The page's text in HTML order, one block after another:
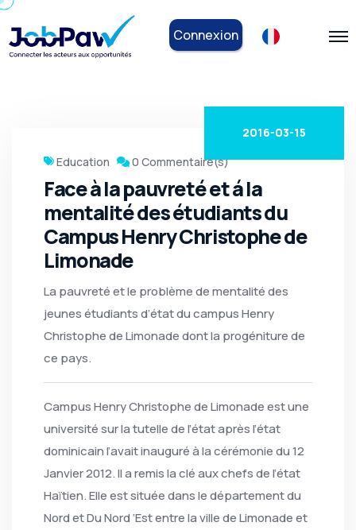
Connexion
2016-03-15
Education
0 Commentaire(s)
Face à la pauvreté et á la
mentalité des étudiants du
Campus Henry Christophe de
Limonade
La pauvreté et le problème de mentalité des
jeunes étudiants d’état du campus Henry
Christophe de Limonade dont la progéniture de
ce pays.
Campus Henry Christophe de Limonade est une
université sur la tutelle de l’état après l’état
dominicain l’avait inauguré à la cérémonie du 12
Janvier 2012. Il a remis la clé aux chefs de l’état
Haïtien. Elle est située dans le département du
Nord et Du Nord ‘Est entre la ville de Limonade et